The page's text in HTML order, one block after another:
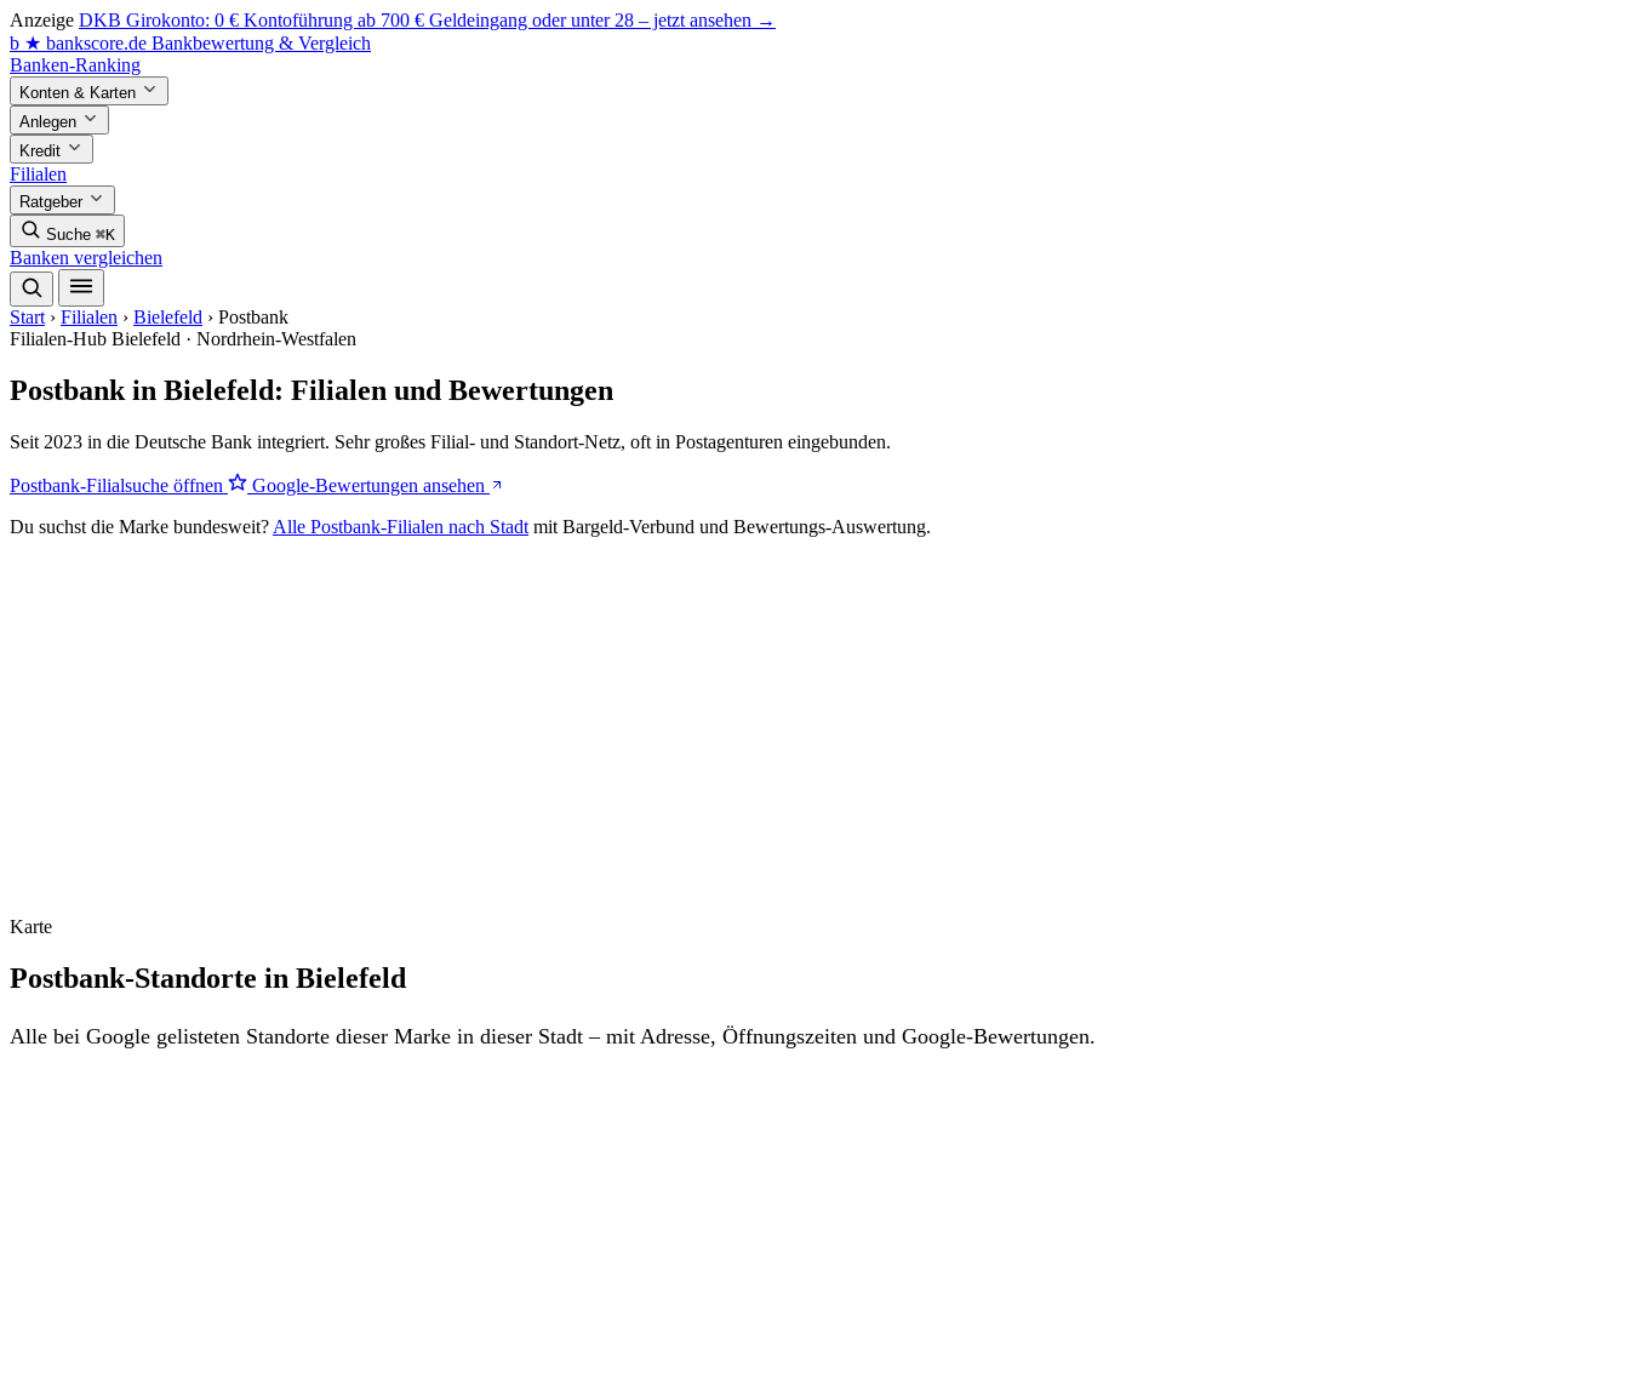
Anzeige DKB Girokonto: 0 € Kontoführung ab 700 € Geldeingang oder unter 28 – jetzt ansehen →
b ★ bankscore.de Bankbewertung & Vergleich
Banken-Ranking
Konten & Karten
Anlegen
Kredit
Filialen
Ratgeber
Suche ⌘K
Banken vergleichen
Start › Filialen › Bielefeld › Postbank
Filialen-Hub Bielefeld · Nordrhein-Westfalen
Postbank in Bielefeld: Filialen und Bewertungen
Seit 2023 in die Deutsche Bank integriert. Sehr großes Filial- und Standort-Netz, oft in Postagenturen eingebunden.
Postbank-Filialsuche öffnen
Google-Bewertungen ansehen
Du suchst die Marke bundesweit? Alle Postbank-Filialen nach Stadt mit Bargeld-Verbund und Bewertungs-Auswertung.
Karte
Postbank-Standorte in Bielefeld
Alle bei Google gelisteten Standorte dieser Marke in dieser Stadt – mit Adresse, Öffnungszeiten und Google-Bewertungen.